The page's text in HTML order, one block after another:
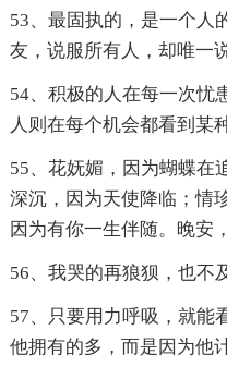
53、最固执的，是一个人
友，说服所有人，却唯一
54、积极的人在每一次忧
人则在每个机会都看到某
55、花妩媚，因为蝴蝶在
深沉，因为天使降临；情
因为有你一生伴随。晚安
56、我哭的再狼狈，也不
57、只要用力呼吸，就能
他拥有的多，而是因为他